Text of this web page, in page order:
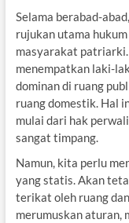
Selama berabad-
rujukan utama
masyarakat
menempatkan laki-
dominan di ruang
ruang domestik. Hal
mulai dari hak
sangat timpang.
Namun, kita perlu
yang statis. Akan
terikat oleh ruang
merumuskan aturan,